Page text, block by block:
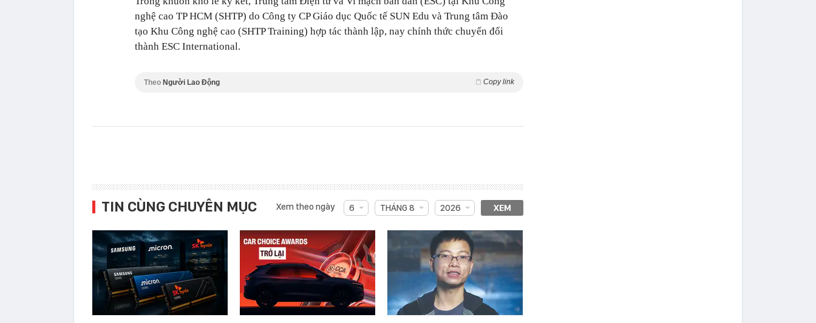
nghệ cao TP HCM (SHTP) do Công ty CP Giáo dục Quốc tế SUN Edu và Trung tâm Đào
tạo Khu Công nghệ cao (SHTP Training) hợp tác thành lập, nay chính thức chuyển đổi
thành ESC International.
Theo Người Lao Động Copy link
TIN CÙNG CHUYÊN MỤC Xem theo ngày 6 THÁNG 8 2026 XEM